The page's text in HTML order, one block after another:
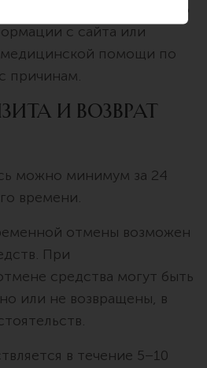
неправильного
с сайта или
медицинской помощи по
причинам.
и возврат
можно минимум за 24
времени.
отмены возможен
При
средства могут быть
или не возвращены, в
в течение 5–10